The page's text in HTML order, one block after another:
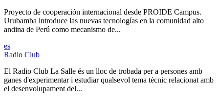
Proyecto de cooperación internacional desde PROIDE Campus.
Urubamba introduce las nuevas tecnologías en la comunidad alto
andina de Perú como mecanismo de...
es
Radio Club
El Radio Club La Salle és un lloc de trobada per a persones amb
ganes d'experimentar i estudiar qualsevol tema tècnic relacionat amb
el desenvolupament del...